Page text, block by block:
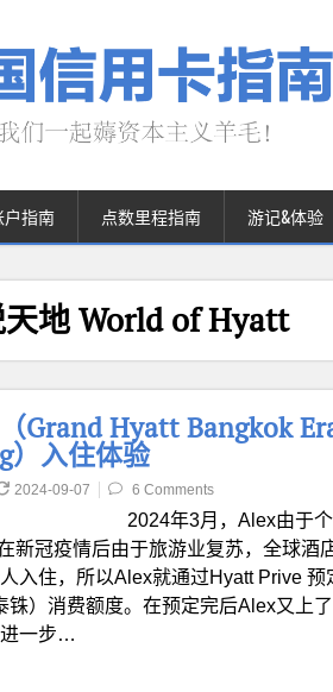
指南 点数里程指南 游记&体验
天地 World of Hyatt
Grand Hyatt Bangkok
）入住体验
2024-09-07 6 Comments
2024年3月，Alex由于
新冠疫情后由于旅游业复苏，全球酒
入住，所以Alex就通过Hyatt Prive
）消费额度。在预定完后Alex又上
进一步…